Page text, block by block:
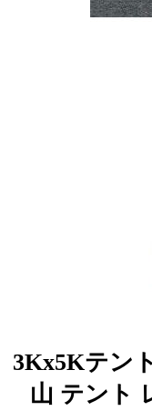
3Kx5Kテン
山 テント